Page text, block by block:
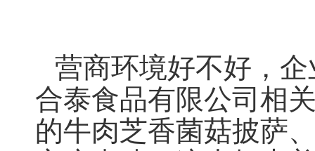
营商环境好不好，
合泰食品有限公司相
的牛肉芝香菌菇披萨